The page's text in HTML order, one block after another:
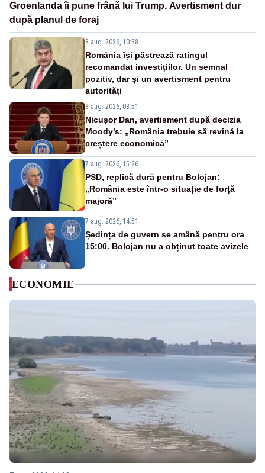
Groenlanda îi pune frână lui Trump. Avertisment dur
după planul de foraj
8 aug. 2026, 10:38
România își păstrează ratingul
recomandat investițiilor. Un semnal
pozitiv, dar și un avertisment pentru
autorități
8 aug. 2026, 08:51
Nicușor Dan, avertisment după decizia
Moody’s: „România trebuie să revină la
creștere economică”
7 aug. 2026, 15:26
PSD, replică dură pentru Bolojan:
„România este într-o situație de forță
majoră”
7 aug. 2026, 14:51
Ședința de guvern se amână pentru ora
15:00. Bolojan nu a obținut toate avizele
ECONOMIE